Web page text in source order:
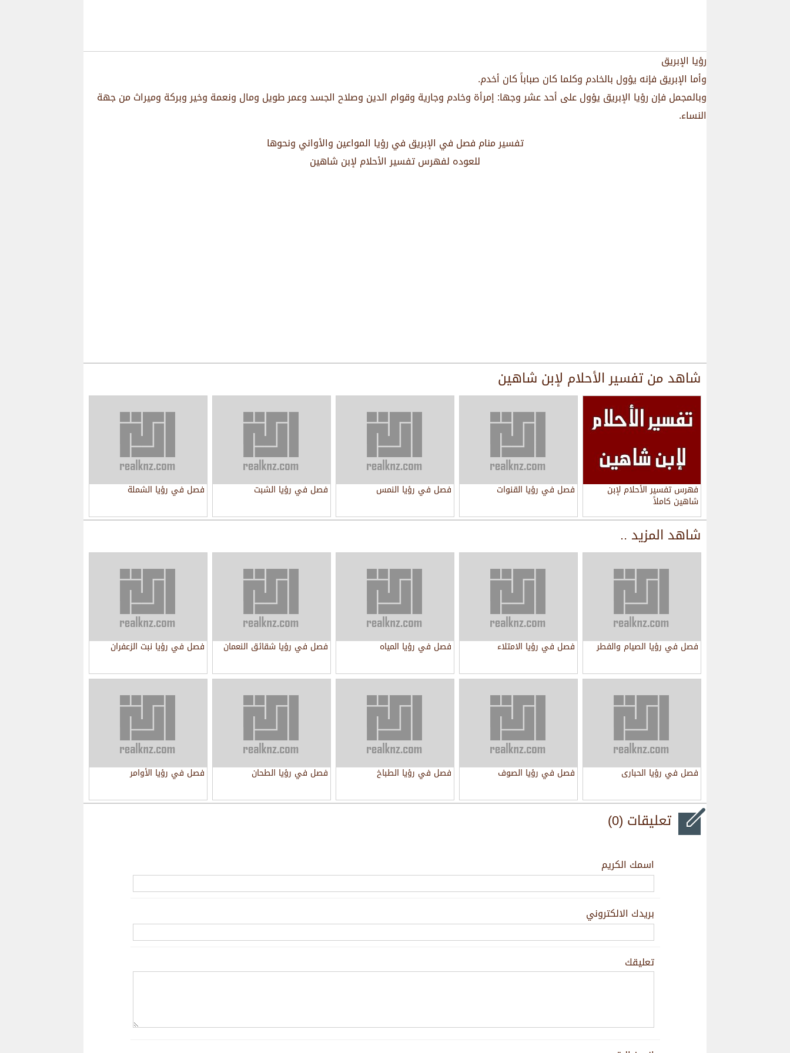
رؤيا الإبريق
وأما الإبريق فإنه يؤول بالخادم وكلما كان صباباً كان أخدم.
وبالمجمل فإن رؤيا الإبريق يؤول على أحد عشر وجها: إمرأة وخادم وجارية وقوام الدين وصلاح الجسد وعمر طويل ومال ونعمة وخير وبركة وميراث من جهة
النساء.
تفسير منام فصل في الإبريق في رؤيا المواعين والأواني ونحوها
للعوده لفهرس تفسير الأحلام لإبن شاهين
شاهد منتفسير الأحلام لإبن شاهين
فهرس تفسير الأحلام لإبن
شاهين كاملاً
فصل في رؤيا القنوات فصل في رؤيا النمس فصل في رؤيا الشبت فصل في رؤيا الشملة
شاهد المزيد ..
فصل في رؤيا الصيام والفطر فصل في رؤيا الامتلاء فصل في رؤيا المياه فصل في رؤيا شقائق النعمان فصل في رؤيا نبت الزعفران
فصل في رؤيا الحبارى فصل في رؤيا الصوف فصل في رؤيا الطباخ فصل في رؤيا الطحان فصل في رؤيا الأوامر
تعليقات (0)
اسمك الكريم
بريدك الالكتروني
تعليقك